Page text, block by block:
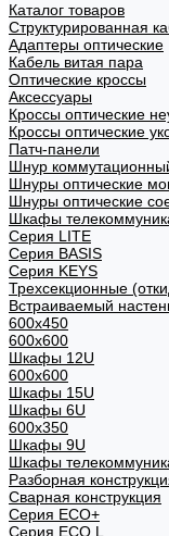
Каталог товаров
Структурированная
Адаптеры оптические
Кабель витая пара
Оптические кроссы
Аксессуары
Кроссы оптические
Кроссы оптические
Патч-панели
Шнур
Шнуры оптические
Шнуры оптические
Шкафы
Cерия LITE
Cерия BASIS
Cерия KEYS
Трехсекционные
Встраиваемый
600x450
600x600
Шкафы 12U
600x600
Шкафы 15U
Шкафы 6U
600x350
Шкафы 9U
Шкафы
Разборная
Сварная конструкция
Серия ECO+
Серия ECO L